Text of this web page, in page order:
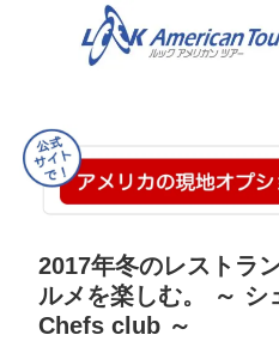
2017年冬のレストラ
ルメを楽しむ。 ～ シ
Chefs club ～